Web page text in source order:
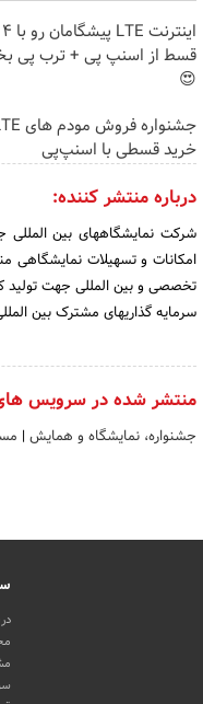
اینترنت LTE پیشگامان رو با 4
قسط از اسنپ پی + ترب پی
😍
خرید قسطی با اسنپ‌پی
درباره منتشر کننده:
شرکت نمایشگاههای بین المللی
امکانات و تسهیلات نمایشگاهی
تخصصی و بین المللی جهت تولید
سرمایه گذاریهای مشترک بین
منتشر شده در سرویس
جشنواره، نمایشگاه و همایش |